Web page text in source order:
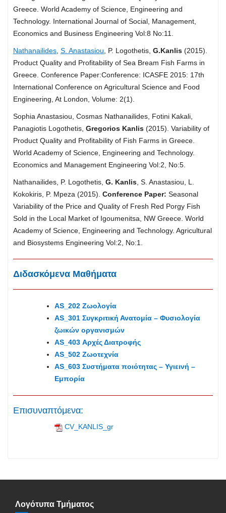
Greece. World Academy of Science, Engineering and
Technology. International Journal of Social, Management,
Economics and Business Engineering Vol:8 No:11.
Nathanailides, S. Anastasiou, P. Logothetis, G.Kanlis (2015).
Product Quality and Profitability of Sea Bream Fish Farms in
Greece. Conference Paper:Conference: ICASFE 2015: 17th
International Conference on Agricultural Science and Food
Engineering, At London, Volume: 2(1).
Sophia Anastasiou, Cosmas Nathanailides, Fotini Kakali,
Panagiotis Logothetis, Gregorios Kanlis (2015). Variability of
Product Quality and Profitability of Fish Farms in Greece.
World Academy of Science, Engineering and Technology.
Economics and Management Engineering Vol:2, No:5.
Nathanailides, P. Logothetis, G. Kanlis, S. Anastasiou, L.
Kokokiris, P. Mpeza (2015). Conference Paper: Seasonal
Variability of the Price and Quality of Fresh Red Porgy Fish
Sold in the Local Market of Igoumenitsa, NW Greece. World
Academy of Science, Engineering and Technology. Agricultural
and Biosystems Engineering Vol:2, No:1.
Διδασκόμενα Μαθήματα
AS_202 Ζωολογία
AS_301 Συγκριτική Ανατομία – Φυσιολογία
ζωικών οργανισμών
AS_403 Αρχές Διατροφής
AS_502 Ζωοτεχνία
AS_603 Συστήματα ποιότητας – Υγιεινή –
Εμπορία
Επισυναπτόμενα:
CV_KANLIS_gr
Λογότυπα Τμήματος